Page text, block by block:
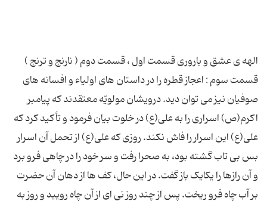
الهه ی عشق و باروری قسمت اول ، قسمت دوم ( نارنج و ترنج )
قسمت سوم : اعجاز قطره را در داستان های اولیاء و افسانه های
صوفیان نیز می توان دید. درویشان مولویّه معتقدند که پیامبر
اکرم(ص) اسراری را به علی(ع) در خلوت بیان فرمود و تأکید کرد که
علی(ع) این اسرار را فاش نکند. روزی که علی(ع) از تحمل آن اسرار
بس بی تاب گشته بود، به صحرا رفت و سر خود را در چاهی فرو برد
و آن رازها را یکایک باز گفت. در این حال، کف ها از دهان آن حضرت
بر آب چاه فرو ریخت. پس از چند روز نی ای از آن چاه رویید و روز به